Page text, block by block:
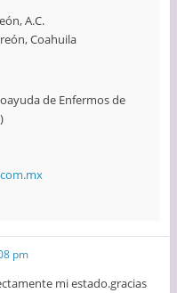
A.C.
Coahuila
de Enfermos de
pm
mi estado.gracias